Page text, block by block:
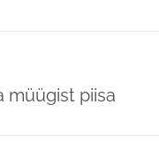
müügist piisa